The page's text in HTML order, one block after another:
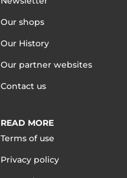
Our shops
Our History
Our partner websites
Contact us
READ MORE
Terms of use
Privacy policy